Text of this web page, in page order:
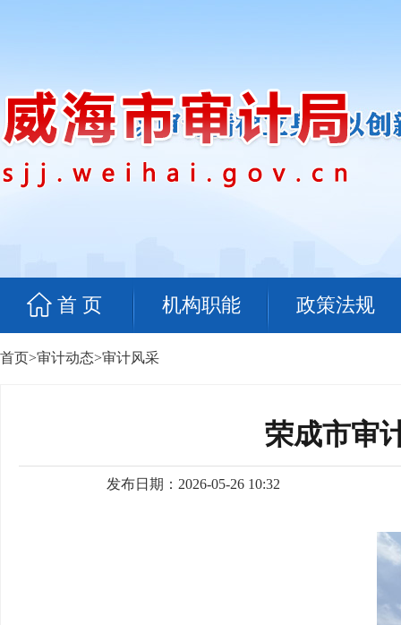
首 页 机构职能 政策法规
首页>审计动态>审计风采
荣成市审
发布日期：2026-05-26 10:32